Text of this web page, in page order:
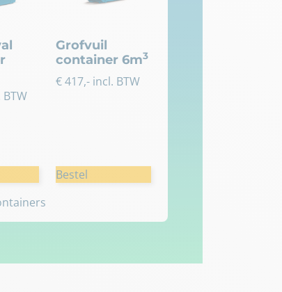
BTW
Grofvuil
container 6m3
€417,- incl. BTW
Bestel